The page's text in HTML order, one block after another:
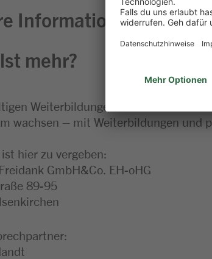
Informationen zu
mehr?
Weiterbildungen bis hin zum
wachsen – mit Weiterbildungen und
hier zu vergeben:
GmbH&Co. EH-oHG
89-95